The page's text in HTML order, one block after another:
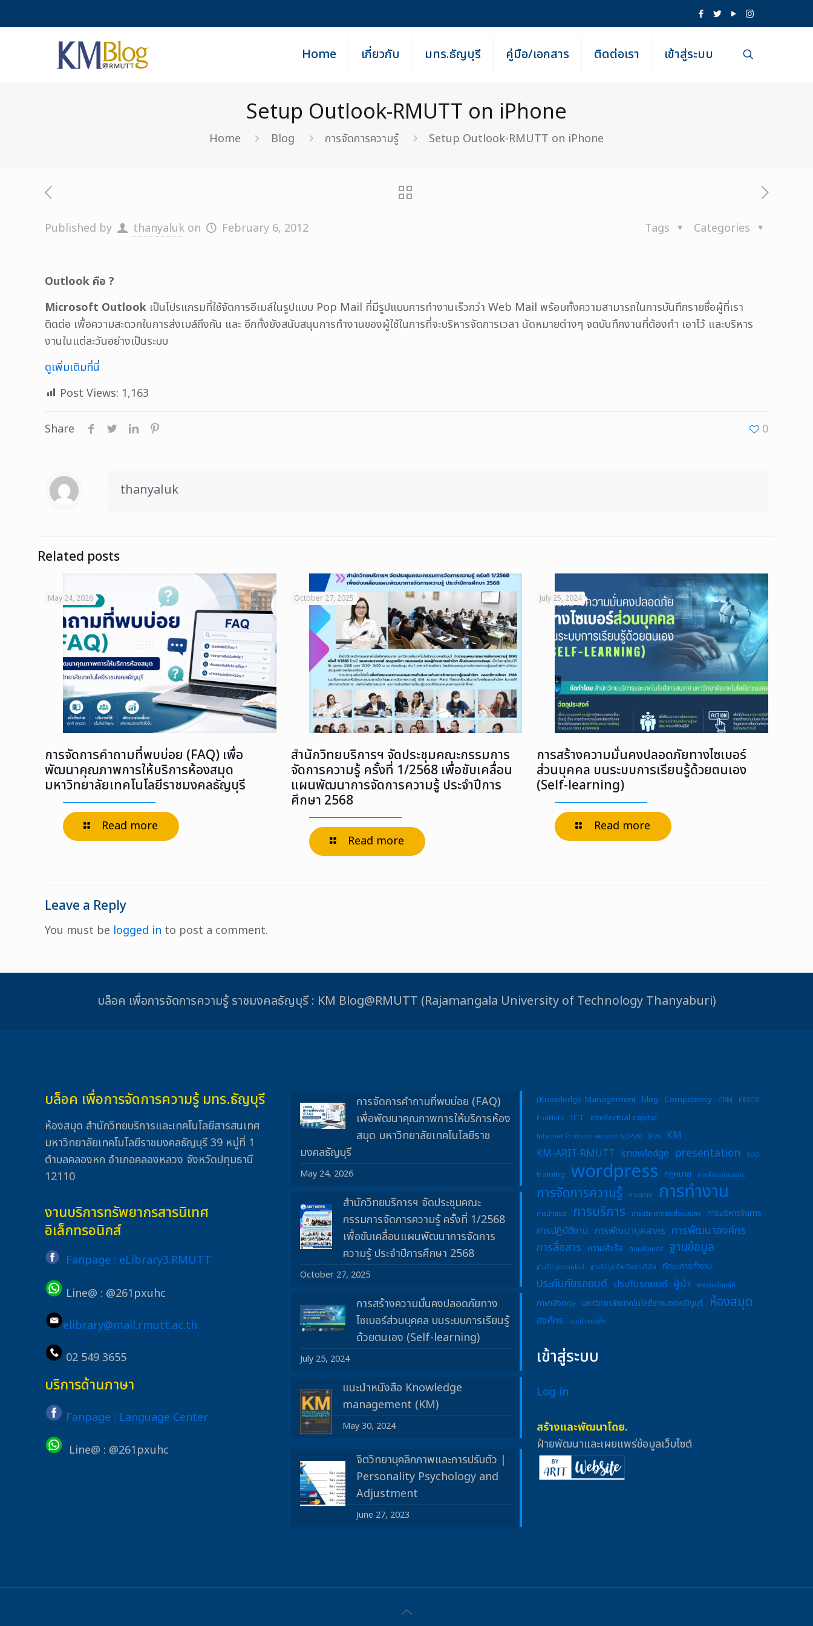
Home เกี่ยวกับ มทร.ธัญบุรี คู่มือ/เอกสาร ติดต่อเรา เข้าสู่ระบบ
Setup Outlook-RMUTT on iPhone
Home Blog การจัดการความรู้ Setup Outlook-RMUTT on iPhone
Published by thanyaluk on February 6, 2012 Categories
Tags
Outlook คือ ?
Microsoft Outlook เป็นโปรแกรมที่ใช้จัดการอีเมล์ในรูปแบบ Pop Mail ที่มีรูปแบบการทำงานเร็วกว่า Web Mail พร้อมทั้งความสามารถในการบันทึกรายชื่อผู้ที่เรา
ติดต่อ เพื่อความสะดวกในการส่งเมล์ถึงกัน และ อีกทั้งยังสนับสนุนการทำงานของผู้ใช้ในการที่จะบริหารจัดการเวลา นัดหมายต่างๆ จดบันทึกงานที่ต้องทำ เอาไว้ และบริหาร
งานในแต่ละวันอย่างเป็นระบบ
ดูเพิ่มเติมที่นี่
Post Views: 1,163
Share 0
thanyaluk
Related posts
May 24, 2026
การจัดการคำถามที่พบบ่อย (FAQ) เพื่อ
พัฒนาคุณภาพการให้บริการห้องสมุด
มหาวิทยาลัยเทคโนโลยีราชมงคลธัญบุรี
Read more
October 27, 2025
สำนักวิทยบริการฯ จัดประชุมคณะกรรมการ
จัดการความรู้ ครั้งที่ 1/2568 เพื่อขับเคลื่อน
แผนพัฒนาการจัดการความรู้ ประจำปีการ
ศึกษา 2568
Read more
July 25, 2024
การสร้างความมั่นคงปลอดภัยทางไซเบอร์
ส่วนบุคคล บนระบบการเรียนรู้ด้วยตนเอง
(Self-learning)
Read more
Leave a Reply
You must be logged in to post a comment.
บล็อค เพื่อการจัดการความรู้ ราชมงคลธัญบุรี : KM Blog@RMUTT (Rajamangala University of Technology Thanyaburi)
บล็อค เพื่อการจัดการความรู้ มทร.ธัญบุรี
ห้องสมุด สำนักวิทยบริการและเทคโนโลยีสารสนเทศ
มหาวิทยาลัยเทคโนโลยีราชมงคลธัญบุรี 39 หมู่ที่ 1
ตำบลคลองหก อำเภอคลองหลวง จังหวัดปทุมธานี
12110
งานบริการทรัพยากรสารนิเทศ
อิเล็กทรอนิกส์
Fanpage : eLibrary3.RMUTT
Line@ : @261pxuhc
elibrary@mail.rmutt.ac.th
02 549 3655
บริการด้านภาษา
Fanpage : Language Center
Line@ : @261pxuhc
การจัดการคำถามที่พบบ่อย (FAQ)
เพื่อพัฒนาคุณภาพการให้บริการห้อง
สมุด มหาวิทยาลัยเทคโนโลยีราช
มงคลธัญบุรี
May 24, 2026
สำนักวิทยบริการฯ จัดประชุมคณะ
กรรมการจัดการความรู้ ครั้งที่ 1/2568
เพื่อขับเคลื่อนแผนพัฒนาการจัดการ
ความรู้ ประจำปีการศึกษา 2568
October 27, 2025
การสร้างความมั่นคงปลอดภัยทาง
ไซเบอร์ส่วนบุคคล บนระบบการเรียนรู้
ด้วยตนเอง (Self-learning)
July 25, 2024
แนะนำหนังสือ Knowledge
management (KM)
May 30, 2024
จิตวิทยาบุคลิกภาพและการปรับตัว |
Personality Psychology and
Adjustment
June 27, 2023
(Knowledge Management blog Competency CRM
EBSCO
EndNote
ICT intellectual capital
Internet Protocol version 6 (IPv6) IPv6
KM
KM-ARIT-RMUTT knowledge presentation SEO
training wordpress กฎหมาย การคัดลอกผลงาน
การจัดการความรู้ การตลาด การทำงาน
การนำเสนอ การบริการ การบริหารการเปลี่ยนแปลง การบริหารจัดการ
การปฏิบัติงาน การพัฒนาบุคลากร การพัฒนาองค์กร
การสื่อสาร ความสำเร็จ คอมพิวเตอร์ ฐานข้อมูล
ฐานข้อมูลออนไลน์ ฐานข้อมูลอ้างอิงงานวิจัย ทักษะการทำงาน.
ประกันภัยรถยนต์ ประกันรถยนต์ ผู้นำ พระราชบัญญัติ
ภาษาอังกฤษ มหาวิทยาลัยเทคโนโลยีราชมงคลธัญบุรี ห้องสมุด
องค์กร แนะนำหนังสือ
เข้าสู่ระบบ
Log in
สร้างและพัฒนาโดย.
ฝ่ายพัฒนาและเผยแพร่ข้อมูลเว็บไซต์